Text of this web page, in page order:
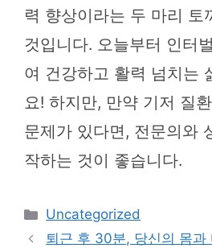
력 향상이라는 두 마리 토
것입니다. 오늘부터 인터
여 건강하고 활력 넘치는
요! 하지만, 만약 기저 질
문제가 있다면, 전문의와
작하는 것이 좋습니다.
카
테
Uncategorized
퇴근 후 30분, 당신의 몸과